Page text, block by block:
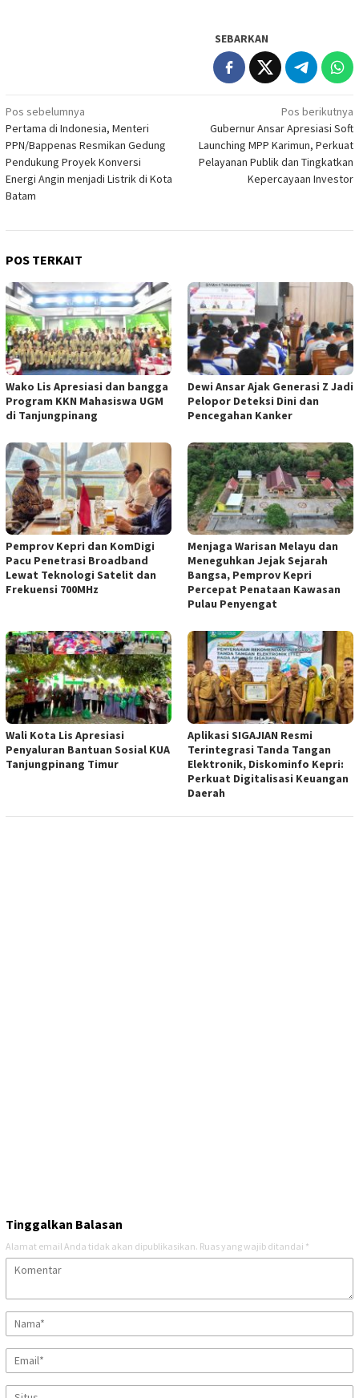
SEBARKAN
Navigasi
pos
Pos sebelumnya
Pertama di Indonesia, Menteri
PPN/Bappenas Resmikan Gedung
Pendukung Proyek Konversi
Energi Angin menjadi Listrik di Kota
Batam
Pos berikutnya
Gubernur Ansar Apresiasi Soft
Launching MPP Karimun, Perkuat
Pelayanan Publik dan Tingkatkan
Kepercayaan Investor
POS TERKAIT
Wako Lis Apresiasi dan bangga
Program KKN Mahasiswa UGM
di Tanjungpinang
Dewi Ansar Ajak Generasi Z Jadi
Pelopor Deteksi Dini dan
Pencegahan Kanker
Pemprov Kepri dan KomDigi
Pacu Penetrasi Broadband
Lewat Teknologi Satelit dan
Frekuensi 700MHz
Menjaga Warisan Melayu dan
Meneguhkan Jejak Sejarah
Bangsa, Pemprov Kepri
Percepat Penataan Kawasan
Pulau Penyengat
Wali Kota Lis Apresiasi
Penyaluran Bantuan Sosial KUA
Tanjungpinang Timur
Aplikasi SIGAJIAN Resmi
Terintegrasi Tanda Tangan
Elektronik, Diskominfo Kepri:
Perkuat Digitalisasi Keuangan
Daerah
Tinggalkan Balasan
Alamat email Anda tidak akan dipublikasikan. Ruas yang wajib ditandai *